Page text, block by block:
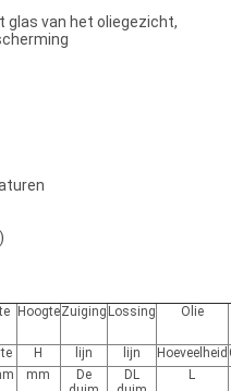
glas van het oliegezicht,
HoogteZuiging Lossing Olie
H lijn lijn Hoeveelheid
mm
De
DL
L